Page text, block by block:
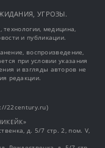
УГРОЗЫ.
технологии, медицина,
и публикации.
воспроизведение,
при условии указания
и взгляды авторов не
редакции.
22century.ru)
д. 5/7 стр. 2, пом. V,